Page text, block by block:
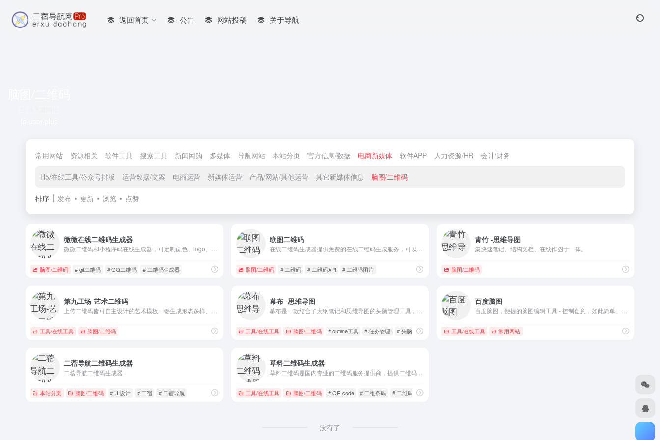
返回首页 公告 网站投稿 关于导航
常用网站 资源相关 软件工具 搜索工具 新闻网购 多媒体 导航网站 本站分页 官方信息/数据 电商新媒体 软件APP 人力资源/HR 会计/财务
H5/在线工具/公众号排版 运营数据/文案 电商运营 新媒体运营 产品/网站/其他运营 其它新媒体信息 脑图/二维码
排序 发布 更新 浏览 点赞
微微在线二维码生成器
脑图/二维码 # gif二维码 # QQ二维码 # 二维码生成器
联图二维码
脑图/二维码 # 二维码 # 二维码API # 二维码图片
青竹 -思维导图
集快速笔记、结构文档、在线作图于一体。
脑图/二维码
第九工场-艺术二维码
工具/在线工具 脑图/二维码
幕布 -思维导图
工具/在线工具 脑图/二维码 # outline工具 # 任务管理 # 头脑风暴
百度脑图
工具/在线工具 常用网站
二蓿导航二维码生成器
二蓿导航二维码生成器
本站分页 脑图/二维码 # UI设计 # 二宿 # 二宿导航
草料二维码生成器
草料二维码是国内专业的二维码服务提供商，提供二维码生成，美化，印制，管理，统计等服务，帮助企业通过二维码展示信息并采集线下数据，提升营销和管理效率。
工具/在线工具 脑图/二维码 # QR code # 二维条码 # 二维码
没有了